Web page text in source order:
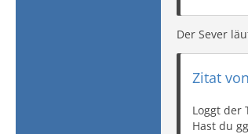
Der Sever
Zitat
Loggt der
Hast du